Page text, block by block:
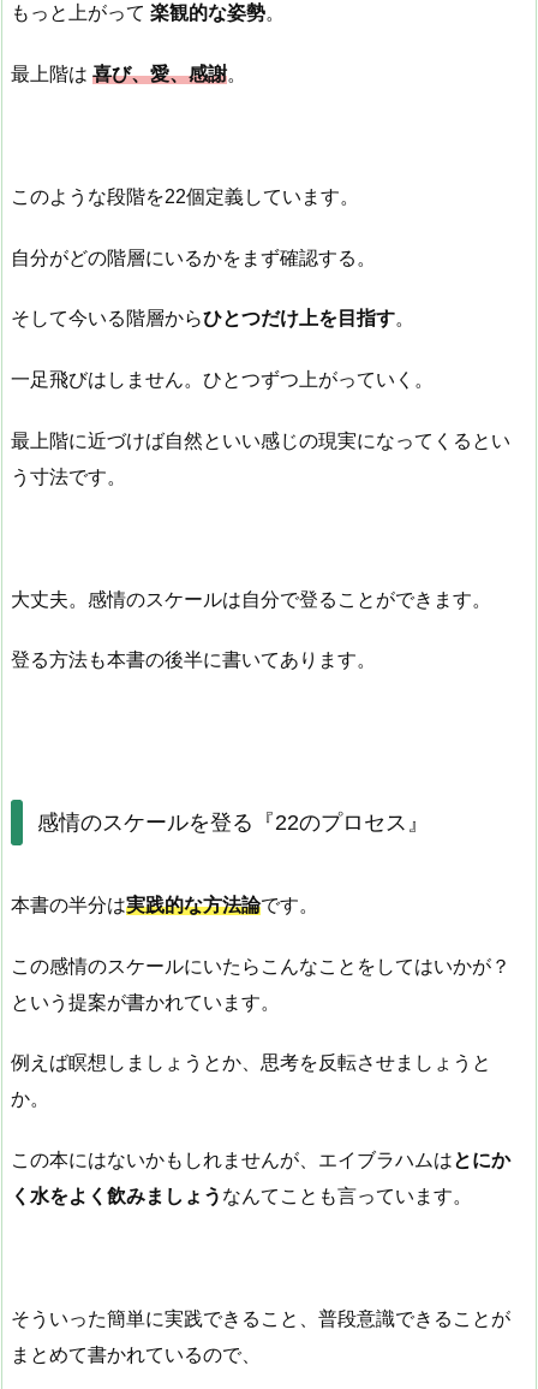
もっと上がって 楽観的な姿勢。
最上階は 喜び、愛、感謝。
このような段階を22個定義しています。
自分がどの階層にいるかをまず確認する。
そして今いる階層からひとつだけ上を目指す。
一足飛びはしません。ひとつずつ上がっていく。
最上階に近づけば自然といい感じの現実になってくるとい
う寸法です。
大丈夫。感情のスケールは自分で登ることができます。
登る方法も本書の後半に書いてあります。
感情のスケールを登る『22のプロセス』
本書の半分は実践的な方法論です。
この感情のスケールにいたらこんなことをしてはいかが？
という提案が書かれています。
例えば瞑想しましょうとか、思考を反転させましょうと
か。
この本にはないかもしれませんが、エイブラハムはとにか
く水をよく飲みましょう なんてことも言っています。
そういった簡単に実践できること、普段意識できることが
まとめて書かれているので、